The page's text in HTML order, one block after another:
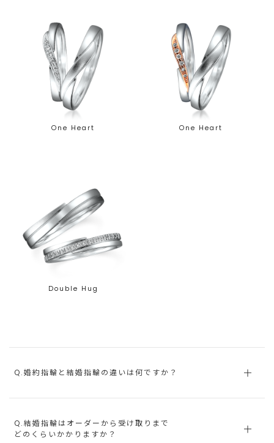
One Heart One Heart
Double Hug
Q.婚約指輪と結婚指輪の違いは何ですか？
Q.結婚指輪はオーダーから受け取りまで
どのくらいかかりますか？